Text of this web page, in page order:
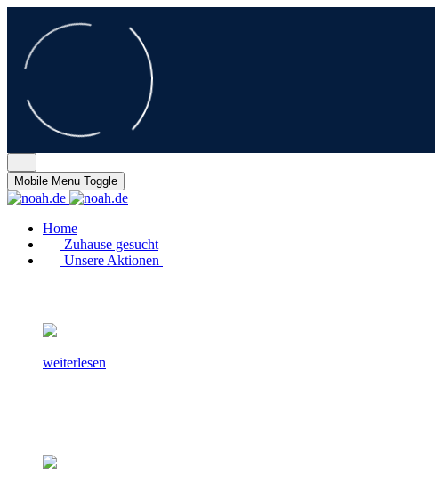
Mobile Menu Toggle
Home
Zuhause gesucht
Unsere Aktionen
weiterlesen